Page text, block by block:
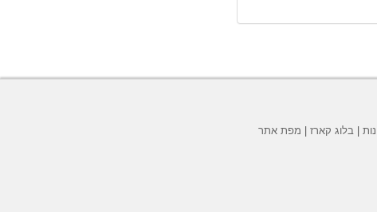
| בלוג קארז | מפת אתר